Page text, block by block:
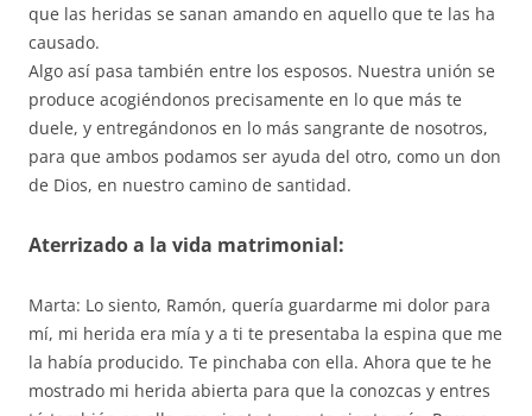
que las heridas se sanan amando en aquello que te las ha
causado.
Algo así pasa también entre los esposos. Nuestra unión se
produce acogiéndonos precisamente en lo que más te
duele, y entregándonos en lo más sangrante de nosotros,
para que ambos podamos ser ayuda del otro, como un don
de Dios, en nuestro camino de santidad.
Aterrizado a la vida matrimonial:
Marta: Lo siento, Ramón, quería guardarme mi dolor para
mí, mi herida era mía y a ti te presentaba la espina que me
la había producido. Te pinchaba con ella. Ahora que te he
mostrado mi herida abierta para que la conozcas y entres